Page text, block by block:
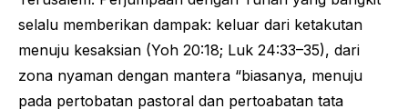
selalu memberikan dampak: keluar dari ketakutan
menuju kesaksian (Yoh 20:18; Luk 24:33–35), dari
zona nyaman dengan mantera “biasanya, menuju
pada pertobatan pastoral dan pertoabatan tata